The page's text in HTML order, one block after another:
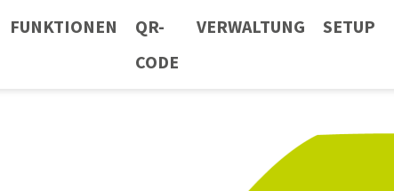
FUNKTIONEN
QR-
CODE
VERWALTUNG SETUP